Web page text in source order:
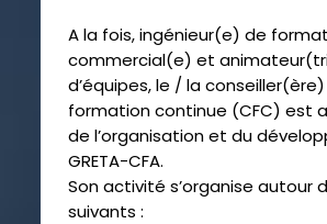
A la fois, ingénieur(e) de
commercial(e) et
d’équipes, le / la
formation continue (CFC) est
de l’organisation et du
GRETA-CFA.
Son activité s’organise autour
suivants :